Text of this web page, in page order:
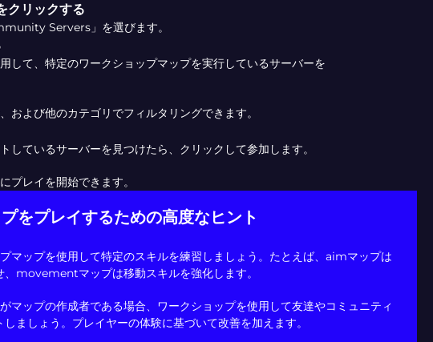
リックする
Servers」を選びます。
して、特定のワークショップマップを実行しているサーバーを
および他のカテゴリでフィルタリングできます。
しているサーバーを見つけたら、クリックして参加します。
プレイを開始できます。
をプレイするための高度なヒント
マップを使用して特定のスキルを練習しましょう。たとえば、aimマップは
、movementマップは移動スキルを強化します。
マップの作成者である場合、ワークショップを使用して友達やコミュニティ
ましょう。プレイヤーの体験に基づいて改善を加えます。